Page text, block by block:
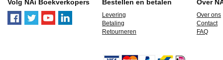
Volg NAi Boekverkopers Bestellen en betalen
Levering
Betaling
Retourneren
Over
Over ons
Contact
FAQ